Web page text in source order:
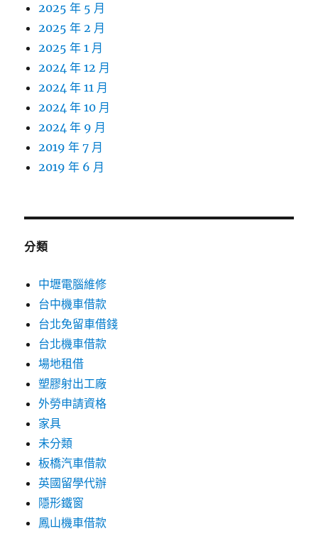
2025 年 5 月
2025 年 2 月
2025 年 1 月
2024 年 12 月
2024 年 11 月
2024 年 10 月
2024 年 9 月
2019 年 7 月
2019 年 6 月
分類
中壢電腦維修
台中機車借款
台北免留車借錢
台北機車借款
場地租借
塑膠射出工廠
外勞申請資格
家具
未分類
板橋汽車借款
英國留學代辦
隱形鐵窗
鳳山機車借款